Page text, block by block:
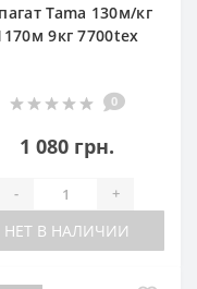
Tama 130м/кг
9кг 7700tex
0
1 080 грн.
- +
НЕТ В НАЛИЧИИ